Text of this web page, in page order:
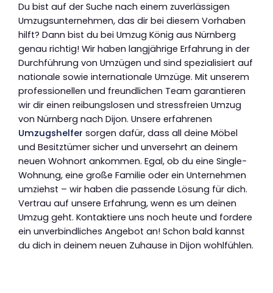
Du bist auf der Suche nach einem zuverlässigen
Umzugsunternehmen, das dir bei diesem Vorhaben
hilft? Dann bist du bei Umzug König aus Nürnberg
genau richtig! Wir haben langjährige Erfahrung in der
Durchführung von Umzügen und sind spezialisiert auf
nationale sowie internationale Umzüge. Mit unserem
professionellen und freundlichen Team garantieren
wir dir einen reibungslosen und stressfreien Umzug
von Nürnberg nach Dijon. Unsere erfahrenen
Umzugshelfer sorgen dafür, dass all deine Möbel
und Besitztümer sicher und unversehrt an deinem
neuen Wohnort ankommen. Egal, ob du eine Single-
Wohnung, eine große Familie oder ein Unternehmen
umziehst – wir haben die passende Lösung für dich.
Vertrau auf unsere Erfahrung, wenn es um deinen
Umzug geht. Kontaktiere uns noch heute und fordere
ein unverbindliches Angebot an! Schon bald kannst
du dich in deinem neuen Zuhause in Dijon wohlfühlen.